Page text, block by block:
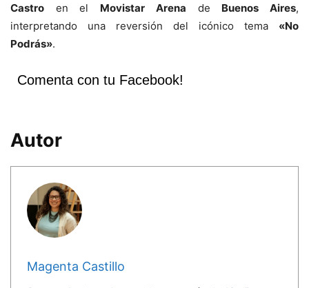
Castro en el Movistar Arena de Buenos Aires,
interpretando una reversión del icónico tema «No
Podrás».
Comenta con tu Facebook!
Autor
Magenta Castillo